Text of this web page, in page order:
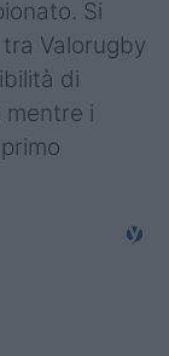
Si
Valorugby
di
i